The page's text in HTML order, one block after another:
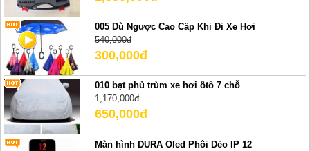
005 Dù Ngược Cao Cấp Khi Đi Xe Hơi
540,000đ
300,000đ
010 bạt phủ trùm xe hơi ôtô 7 chỗ
1,170,000đ
650,000đ
Màn hình DURA Oled Phôi Dẻo IP 12